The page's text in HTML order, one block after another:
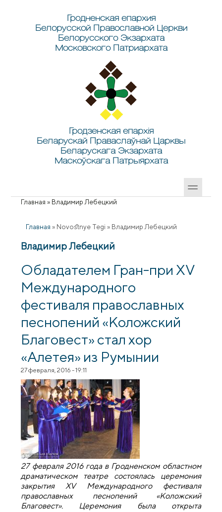
Гродненская епархия
Белорусской Православной Церкви
Белорусского Экзархата
Московского Патриархата
Гродзенская епархія
Беларускай Праваслаўнай Царквы
Беларускага Экзархата
Маскоўскага Патрыярхата
Главная » Владимир Лебецкий
Главная » Novostnye Tegi » Владимир Лебецкий
Владимир Лебецкий
Обладателем Гран-при XV
Международного
фестиваля православных
песнопений «Коложский
Благовест» стал хор
«Алетея» из Румынии
27 февраля, 2016 - 19:11
27 февраля 2016 года в Гродненском областном
драматическом театре состоялась церемония
закрытия XV Международного фестиваля
православных песнопений «Коложский
Благовест». Церемония была открыта